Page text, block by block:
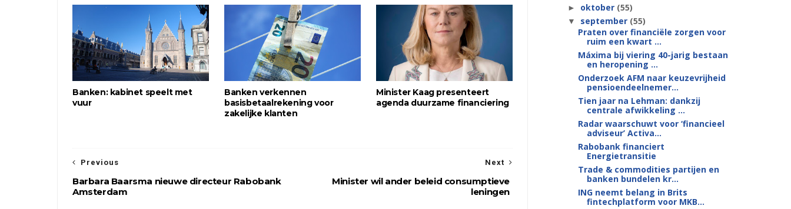
Banken: kabinet speelt met
vuur
Banken verkennen
basisbetaalrekening voor
zakelijke klanten
Minister Kaag presenteert
agenda duurzame financiering
Next
Minister wil ander beleid consumptieve
leningen
Previous
Barbara Baarsma nieuwe directeur Rabobank
Amsterdam
► oktober (55)
▼ september (55)
Praten over financiële zorgen voor
ruim een kwart ...
Máxima bij viering 40-jarig bestaan
en heropening ...
Onderzoek AFM naar keuzevrijheid
pensioendeelnemer...
Tien jaar na Lehman: dankzij
centrale afwikkeling ...
Radar waarschuwt voor ‘financieel
adviseur’ Activa...
Rabobank financiert
Energietransitie
Trade & commodities partijen en
banken bundelen kr...
ING neemt belang in Brits
fintechplatform voor MKB...